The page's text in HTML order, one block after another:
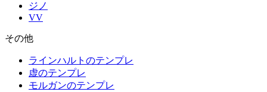
ジノ
VV
その他
ラインハルトのテンプレ
虚のテンプレ
モルガンのテンプレ